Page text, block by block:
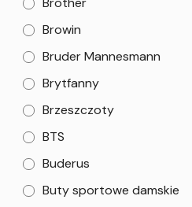
Browin
Bruder Mannesmann
Brytfanny
Brzeszczoty
BTS
Buderus
Buty sportowe damskie